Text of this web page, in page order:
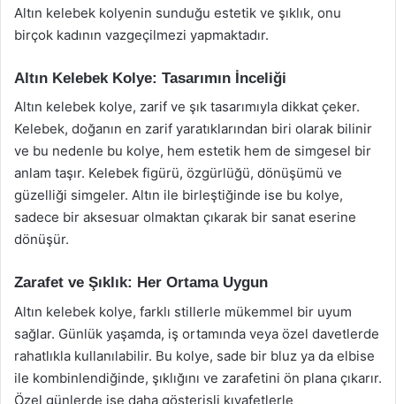
Altın kelebek kolyenin sunduğu estetik ve şıklık, onu
birçok kadının vazgeçilmezi yapmaktadır.
Altın Kelebek Kolye: Tasarımın İnceliği
Altın kelebek kolye, zarif ve şık tasarımıyla dikkat çeker.
Kelebek, doğanın en zarif yaratıklarından biri olarak bilinir
ve bu nedenle bu kolye, hem estetik hem de simgesel bir
anlam taşır. Kelebek figürü, özgürlüğü, dönüşümü ve
güzelliği simgeler. Altın ile birleştiğinde ise bu kolye,
sadece bir aksesuar olmaktan çıkarak bir sanat eserine
dönüşür.
Zarafet ve Şıklık: Her Ortama Uygun
Altın kelebek kolye, farklı stillerle mükemmel bir uyum
sağlar. Günlük yaşamda, iş ortamında veya özel davetlerde
rahatlıkla kullanılabilir. Bu kolye, sade bir bluz ya da elbise
ile kombinlendiğinde, şıklığını ve zarafetini ön plana çıkarır.
Özel günlerde ise daha gösterişli kıyafetlerle